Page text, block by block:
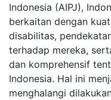
Indonesia (AIPJ),
berkaitan dengan
disabilitas,
terhadap mereka,
dan komprehensif
Indonesia. Hal ini
menghalangi